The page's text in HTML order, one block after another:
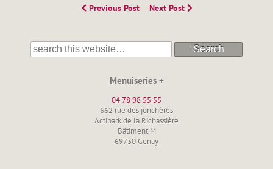
Previous Post Next Post
Search
Menuiseries +
04 78 98 55 55
662 rue des jonchères
Actipark de la Richassière
Bâtiment M
69730 Genay